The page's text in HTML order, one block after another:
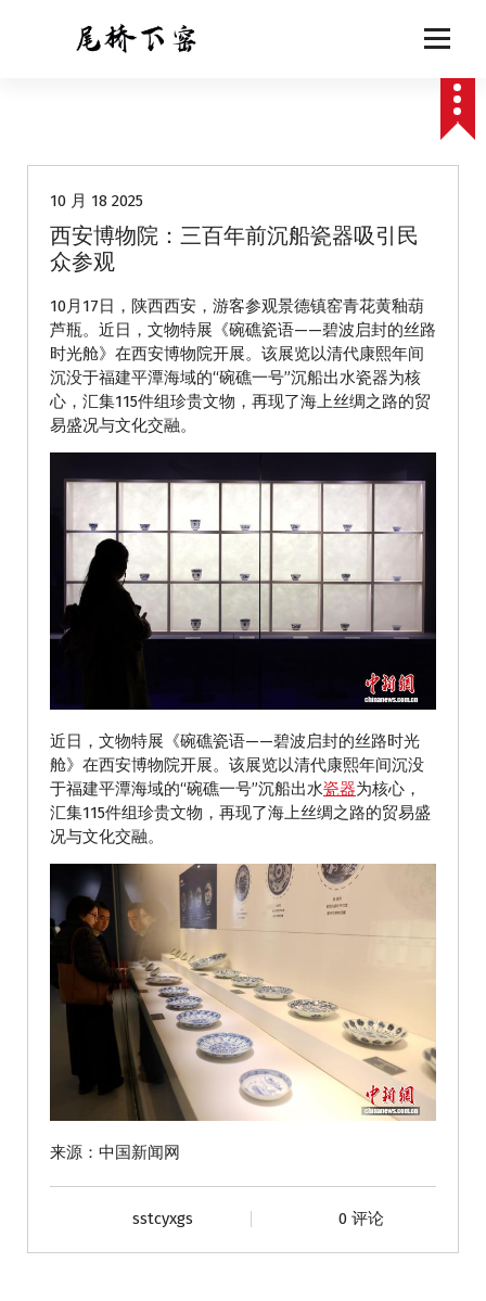
10 月 18 2025
西安博物院：三百年前沉船瓷器吸引民
众参观
10月17日，陕西西安，游客参观景德镇窑青花黄釉葫
芦瓶。近日，文物特展《碗礁瓷语——碧波启封的丝路
时光舱》在西安博物院开展。该展览以清代康熙年间
沉没于福建平潭海域的“碗礁一号”沉船出水瓷器为核
心，汇集115件组珍贵文物，再现了海上丝绸之路的贸
易盛况与文化交融。
近日，文物特展《碗礁瓷语——碧波启封的丝路时光
舱》在西安博物院开展。该展览以清代康熙年间沉没
于福建平潭海域的“碗礁一号”沉船出水瓷器为核心，
汇集115件组珍贵文物，再现了海上丝绸之路的贸易盛
况与文化交融。
来源：中国新闻网
sstcyxgs 0 评论